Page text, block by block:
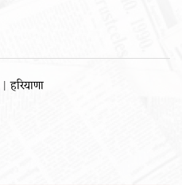
| हरियाणा